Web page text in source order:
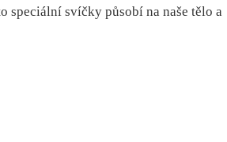
speciální svíčky působí na naše tělo a